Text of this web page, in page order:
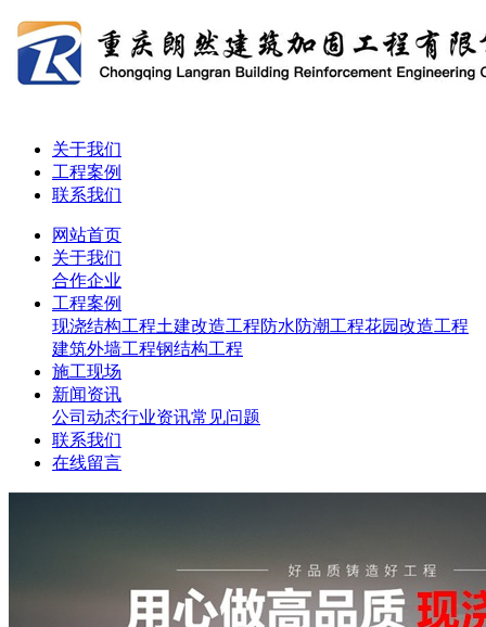
关于我们
工程案例
联系我们
网站首页
关于我们
合作企业
工程案例
现浇结构工程土建改造工程防水防潮工程花园改造工程
建筑外墙工程钢结构工程
施工现场
新闻资讯
公司动态行业资讯常见问题
联系我们
在线留言